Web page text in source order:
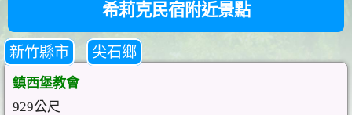
希莉克民宿附近景點
新竹縣市 尖石鄉
鎮西堡教會
929公尺